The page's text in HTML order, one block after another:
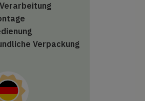
Verpackung